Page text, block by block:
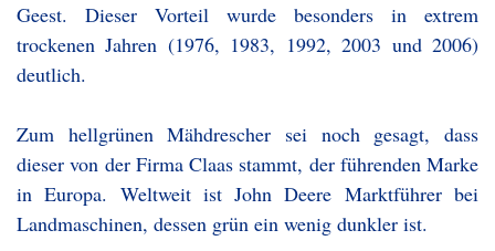
Geest. Dieser Vorteil wurde besonders in extrem
trockenen Jahren (1976, 1983, 1992, 2003 und 2006)
deutlich.
Zum hellgrünen Mähdrescher sei noch gesagt, dass
dieser von der Firma Claas stammt, der führenden Marke
in Europa. Weltweit ist John Deere Marktführer bei
Landmaschinen, dessen grün ein wenig dunkler ist.